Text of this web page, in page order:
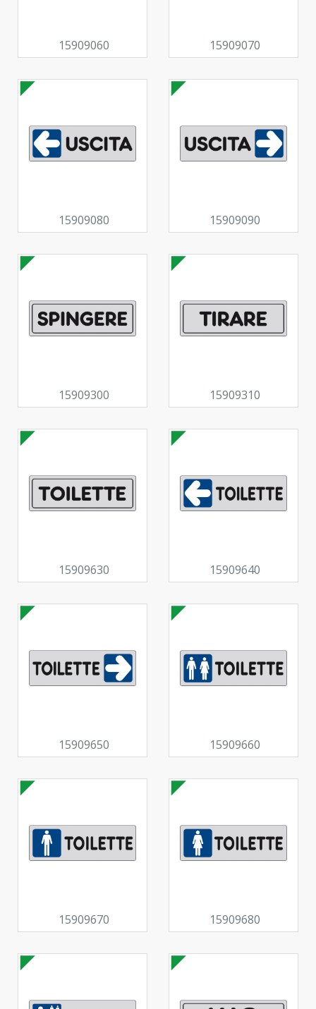
15909060 15909070
15909080 15909090
15909300 15909310
15909630 15909640
15909650 15909660
15909670 15909680